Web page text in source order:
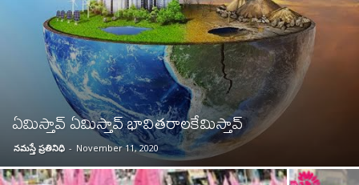
ఏమిస్తావ్ ఏమిస్తావ్ భావితరాలకేమిస్తావ్
నమస్తే ప్రతినిధి - November 11, 2020